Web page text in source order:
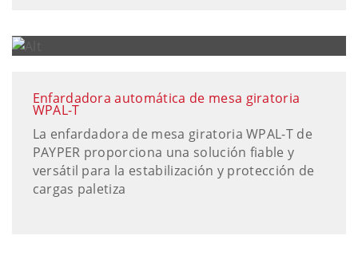
Enfardadora automática de mesa giratoria
WPAL-T
La enfardadora de mesa giratoria WPAL-T de
PAYPER proporciona una solución fiable y
versátil para la estabilización y protección de
cargas paletiza